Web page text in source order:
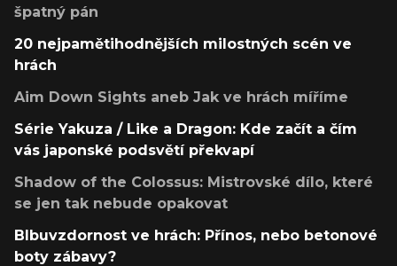
špatný pán
20 nejpamětihodnějších milostných scén ve
hrách
Aim Down Sights aneb Jak ve hrách míříme
Série Yakuza / Like a Dragon: Kde začít a čím
vás japonské podsvětí překvapí
Shadow of the Colossus: Mistrovské dílo, které
se jen tak nebude opakovat
Blbuvzdornost ve hrách: Přínos, nebo betonové
boty zábavy?